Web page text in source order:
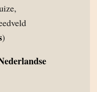
)